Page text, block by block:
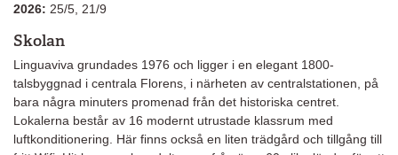
2026: 25/5, 21/9
Skolan
Linguaviva grundades 1976 och ligger i en elegant 1800-
talsbyggnad i centrala Florens, i närheten av centralstationen, på
bara några minuters promenad från det historiska centret.
Lokalerna består av 16 modernt utrustade klassrum med
luftkonditionering. Här finns också en liten trädgård och tillgång till